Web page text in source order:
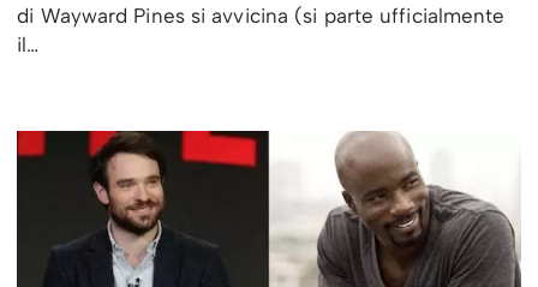
di Wayward Pines si avvicina (si parte ufficialmente
il…